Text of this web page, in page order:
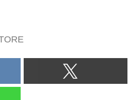
ス、イベント、ポイントカード
をご案内。東急不動産のショッ
ピングセンター。